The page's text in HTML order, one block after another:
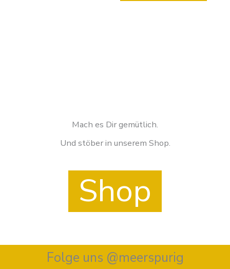
Mach es Dir gemütlich.
Und stöber in unserem Shop.
Shop
Folge uns @meerspurig